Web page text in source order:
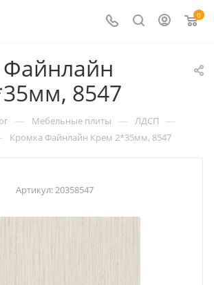
0
8547
— Мебельные плиты — ЛДСП —
Кромка Файнлайн Крем 2*35мм, 8547
Артикул:20358547